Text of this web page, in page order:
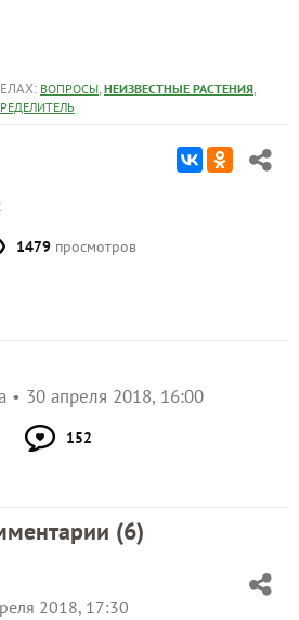
ВОПРОСЫ, НЕИЗВЕСТНЫЕ РАСТЕНИЯ,
1479 просмотров
30 апреля 2018, 16:00
152
(6)
2018, 17:30